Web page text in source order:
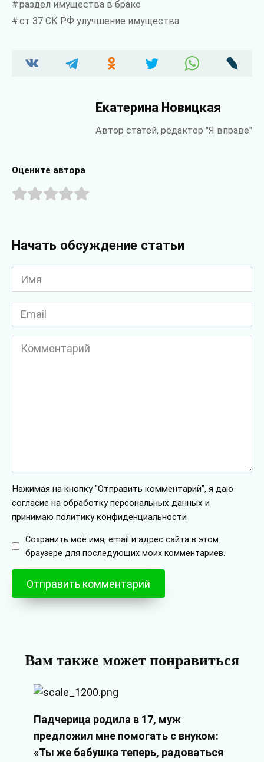
раздел имущества в браке
ст 37 СК РФ улучшение имущества
Екатерина Новицкая
Автор статей, редактор "Я вправе"
Оцените автора
Начать обсуждение статьи
Имя
*
Email
*
Комментарий
Нажимая на кнопку "Отправить комментарий", я даю
согласие на обработку персональных данных и
принимаю политику конфиденциальности
Сохранить моё имя, email и адрес сайта в этом
браузере для последующих моих комментариев.
Вам также может понравиться
Падчерица родила в 17, муж
предложил мне помогать с внуком:
«Ты же бабушка теперь, радоваться